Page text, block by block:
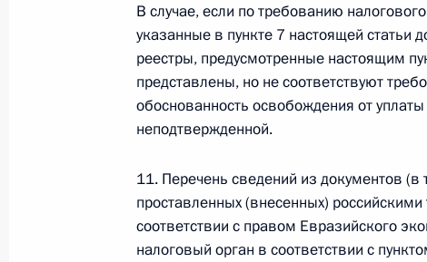
О внесении изменений в статью 13–2
и признании утратившим силу пункта 1
изменений в Федеральный закон „Об актах
26 июля 2026 года
О внесении изменения в статью 10
26 июля 2026 года
В случае, если по требованию
указанные в пункте 7 настоящей
реестры, предусмотренные настоящим
представлены, но не соответствуют
обоснованность освобождения от
неподтвержденной.
11. Перечень сведений из документов
проставленных (внесенных)
соответствии с правом Евразийского
налоговый орган в соответствии с